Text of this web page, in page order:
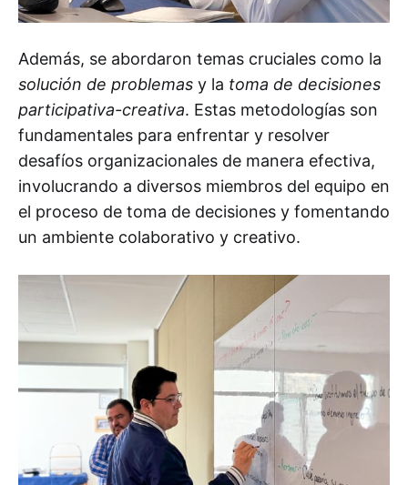
Además, se abordaron temas cruciales como la
solución de problemas y la toma de decisiones
participativa-creativa. Estas metodologías son
fundamentales para enfrentar y resolver
desafíos organizacionales de manera efectiva,
involucrando a diversos miembros del equipo en
el proceso de toma de decisiones y fomentando
un ambiente colaborativo y creativo.